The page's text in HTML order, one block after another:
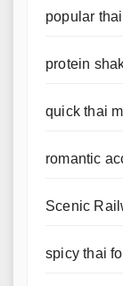
popular
protein
quick thai
romantic
Scenic
spicy thai